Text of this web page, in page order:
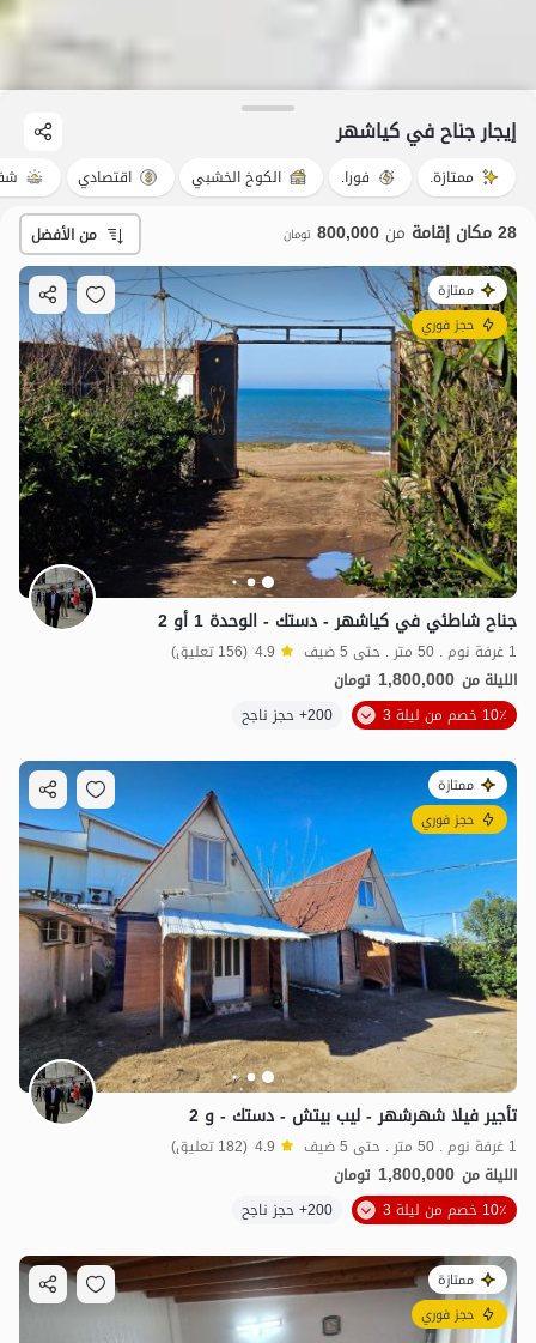
إيجار جناح في کیاشهر
ممتازة. فورا. الكوخ الخشبي اقتصادي
28 مكان إقامة من 800,000 تومان من الأفضل
ممتازة
حجز فوري
جناح شاطئي في كياشهر - دستك - الوحدة 1 أو 2
1 غرفة نوم . 50 متر . حتى 5 ضيف 4.9 (156 تعليق)
الليلة من 1,800,000 تومان
10٪ خصم من ليلة 3
200+ حجز ناجح
ممتازة
حجز فوري
تأجير فيلا شهرشهر - ليب بيتش - دستك - و 2
1 غرفة نوم . 50 متر . حتى 5 ضيف 4.9 (182 تعليق)
الليلة من 1,800,000 تومان
10٪ خصم من ليلة 3
200+ حجز ناجح
ممتازة
حجز فوري